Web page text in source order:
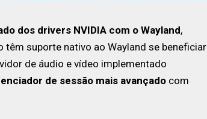
dos drivers NVIDIA com o Wayland,
suporte nativo ao Wayland se beneficiar
de áudio e vídeo implementado
de sessão mais avançado com